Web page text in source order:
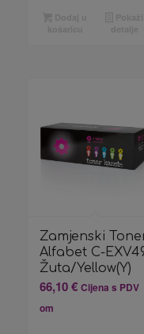
Zamjenski
Alfabet C-
Žuta/Yellow(Y)
66,10€ Cijena s PDV
om